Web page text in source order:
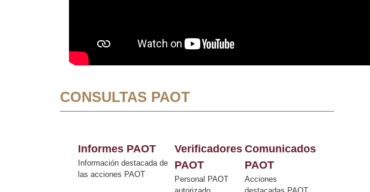
CONSULTAS PAOT
Informes PAOT
Información destacada de
las acciones PAOT
Verificadores
PAOT
Personal PAOT
Comunicados
PAOT
Acciones